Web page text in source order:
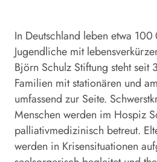
In Deutschland leben etwa
Jugendliche mit
Björn Schulz Stiftung steht seit
Familien mit stationären und
umfassend zur Seite.
Menschen werden im Hospiz
palliativ­medizinisch betreut.
werden in Krisensitua­tionen